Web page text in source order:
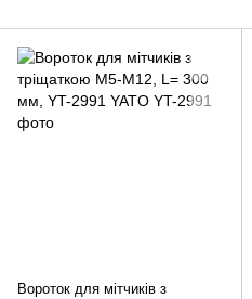
Вороток для мітчиків з